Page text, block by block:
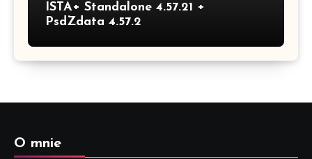
ISTA+ Standalone 4.57.21 +
PsdZdata 4.57.2
O mnie